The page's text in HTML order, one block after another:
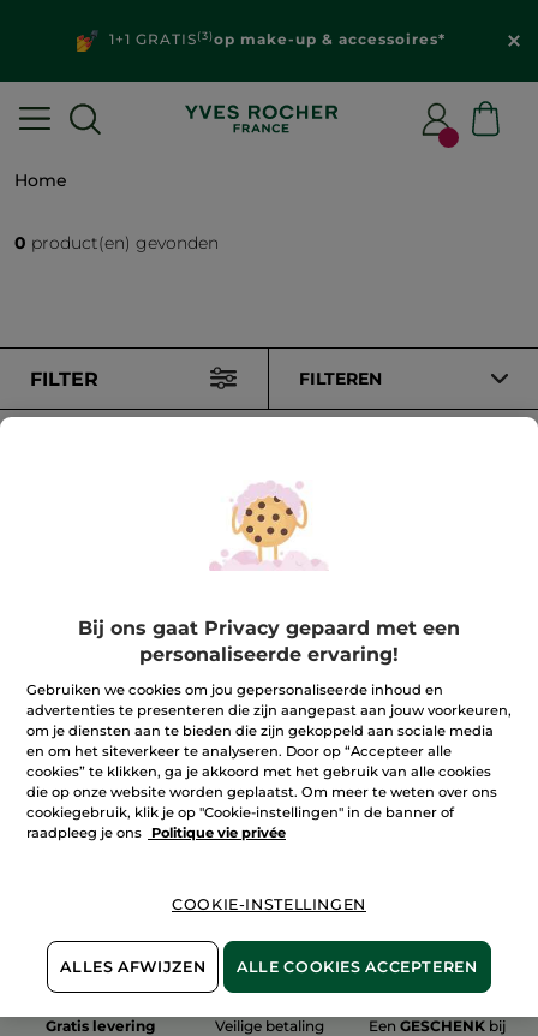
1+1 GRATIS(3)op make-up & accessoires*
Home
0 product(en) gevonden
FILTER FILTEREN
100% plantaardig
60 hectare
biologische velden
Meer zien
Gratis levering
Veilige betaling EenGESCHENK bij
Bij ons gaat Privacy gepaard met een
personaliseerde ervaring!
Gebruiken we cookies om jou gepersonaliseerde inhoud en
advertenties te presenteren die zijn aangepast aan jouw voorkeuren,
om je diensten aan te bieden die zijn gekoppeld aan sociale media
en om het siteverkeer te analyseren. Door op “Accepteer alle
cookies” te klikken, ga je akkoord met het gebruik van alle cookies
die op onze website worden geplaatst. Om meer te weten over ons
cookiegebruik, klik je op "Cookie-instellingen" in de banner of
raadpleeg je ons
Politique vie privée
COOKIE-INSTELLINGEN
ALLES AFWIJZEN ALLE COOKIES ACCEPTEREN